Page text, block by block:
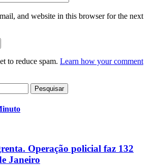
and website in this browser for the next
to reduce spam. Learn how your comment
Operação policial faz 132
Janeiro